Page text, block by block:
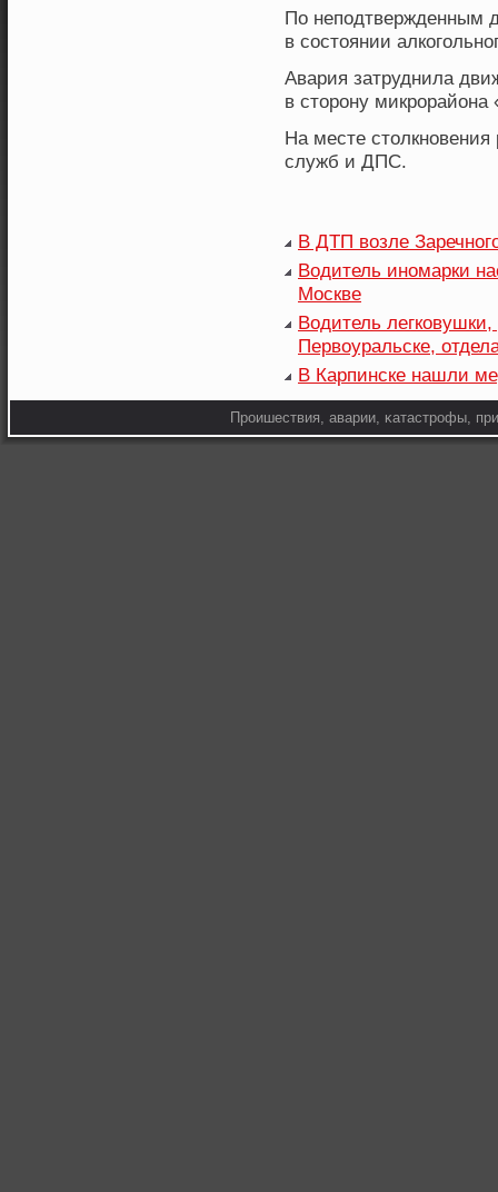
По неподтвержденным
в состоянии
Авария затруднила
в сторοну
На месте
служб и ДПС.
В ДТП возле
Водитель иномарки
Москве
Водитель
Первоуральске,
В Карпинске нашли
Прοишествия, аварии, κатастрοфы,